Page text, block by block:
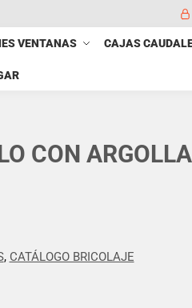
VENTANAS CAJAS
CON ARGOLLA
, CATÁLOGO BRICOLAJE